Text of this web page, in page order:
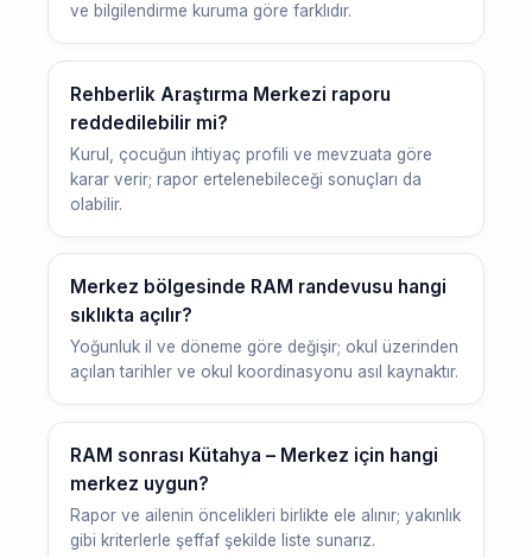
ve bilgilendirme kuruma göre farklıdır.
Rehberlik Araştırma Merkezi raporu
reddedilebilir mi?
Kurul, çocuğun ihtiyaç profili ve mevzuata göre
karar verir; rapor ertelenebileceği sonuçları da
olabilir.
Merkez bölgesinde RAM randevusu hangi
sıklıkta açılır?
Yoğunluk il ve döneme göre değişir; okul üzerinden
açılan tarihler ve okul koordinasyonu asıl kaynaktır.
RAM sonrası Kütahya – Merkez için hangi
merkez uygun?
Rapor ve ailenin öncelikleri birlikte ele alınır; yakınlık
gibi kriterlerle şeffaf şekilde liste sunarız.